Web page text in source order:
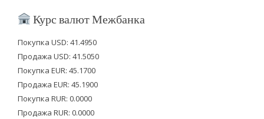
i
t
e
r
c
b
o
o
k
u
u
b
e
Курс валют Межбанка
Покупка USD: 41.4950
Продажа USD: 41.5050
Покупка EUR: 45.1700
Продажа EUR: 45.1900
Покупка RUR: 0.0000
Продажа RUR: 0.0000